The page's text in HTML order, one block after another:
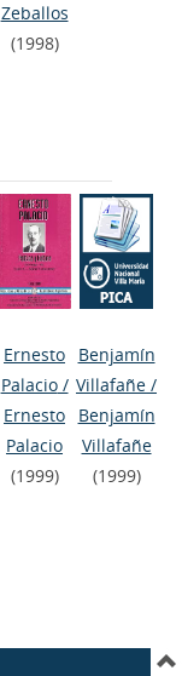
Zeballos
(1998)
Ernesto
Palacio/
Ernesto
Palacio
(1999)
Benjamín
Villafañe /
Benjamín
Villafañe
(1999)